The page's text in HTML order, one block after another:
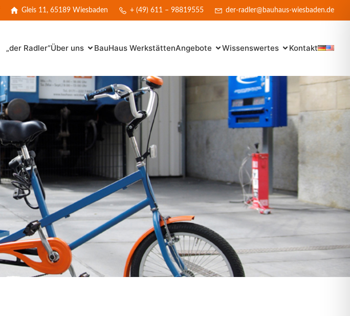
Gleis 11, 65189 Wiesbaden + (49) 611 – 98819555 der-radler@bauhaus-wiesbaden.de
„der Radler“Über uns BauHaus WerkstättenAngebote Wissenswertes Kontakt